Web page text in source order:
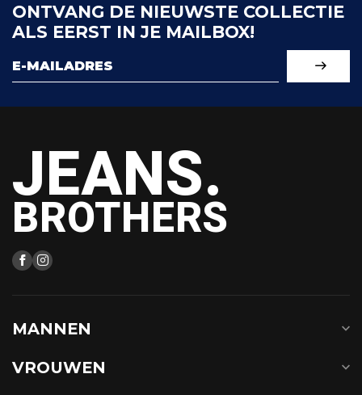
ONTVANG DE NIEUWSTE COLLECTIE
ALS EERST IN JE MAILBOX!
JEANS.
BROTHERS
MANNEN
VROUWEN